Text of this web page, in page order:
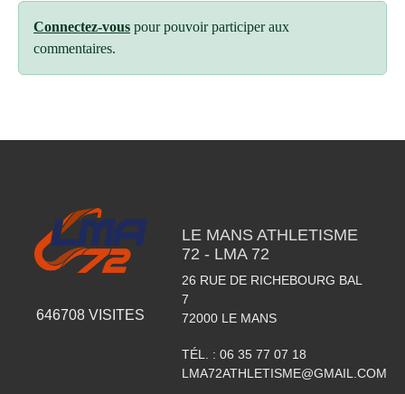
Connectez-vous pour pouvoir participer aux
commentaires.
646708 VISITES
LE MANS ATHLETISME
72 - LMA 72
26 RUE DE RICHEBOURG BAL
7
72000 LE MANS
TÉL. : 06 35 77 07 18
LMA72ATHLETISME@GMAIL.COM